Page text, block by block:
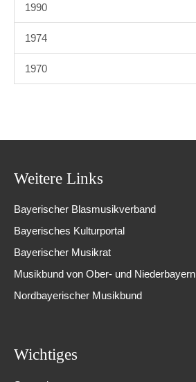
1990
1974
1970
Weitere Links
Bayerischer Blasmusikverband
Bayerisches Kulturportal
Bayerischer Musikrat
Musikbund von Ober- und Niederbayern
Nordbayerischer Musikbund
Wichtiges